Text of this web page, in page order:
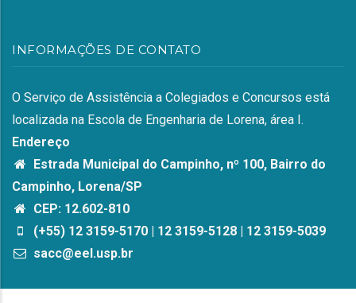
INFORMAÇÕES DE CONTATO
O Serviço de Assistência a Colegiados e Concursos está
localizada na Escola de Engenharia de Lorena, área I.
Endereço
Estrada Municipal do Campinho, nº 100, Bairro do
Campinho, Lorena/SP
CEP: 12.602-810
(+55) 12 3159-5170 | 12 3159-5128 | 12 3159-5039
sacc@eel.usp.br